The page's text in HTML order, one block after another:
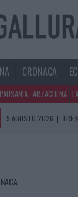
CRONACA
ARZACHENA
9 AGOSTO 2026 | TRE
|